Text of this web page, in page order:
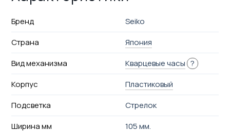
Бренд
Seiko
Страна
Япония
Вид механизма
Кварцевые часы ?
Корпус
Пластиковый
Подсветка
Стрелок
Ширина мм
105 мм.